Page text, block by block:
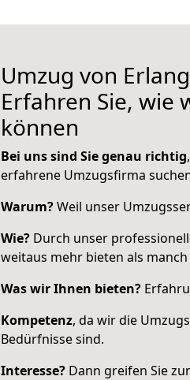
Umzug von
Erfahren Sie, wie
können
Bei uns sind Sie genau richtig
erfahrene Umzugsfirma
Warum?Weil unser
Wie? Durch unser
weitaus mehr bieten als
Was wir Ihnen bieten?
Kompetenz, da wir die
Bedürfnisse sind.
Interesse? Dann greifen Sie